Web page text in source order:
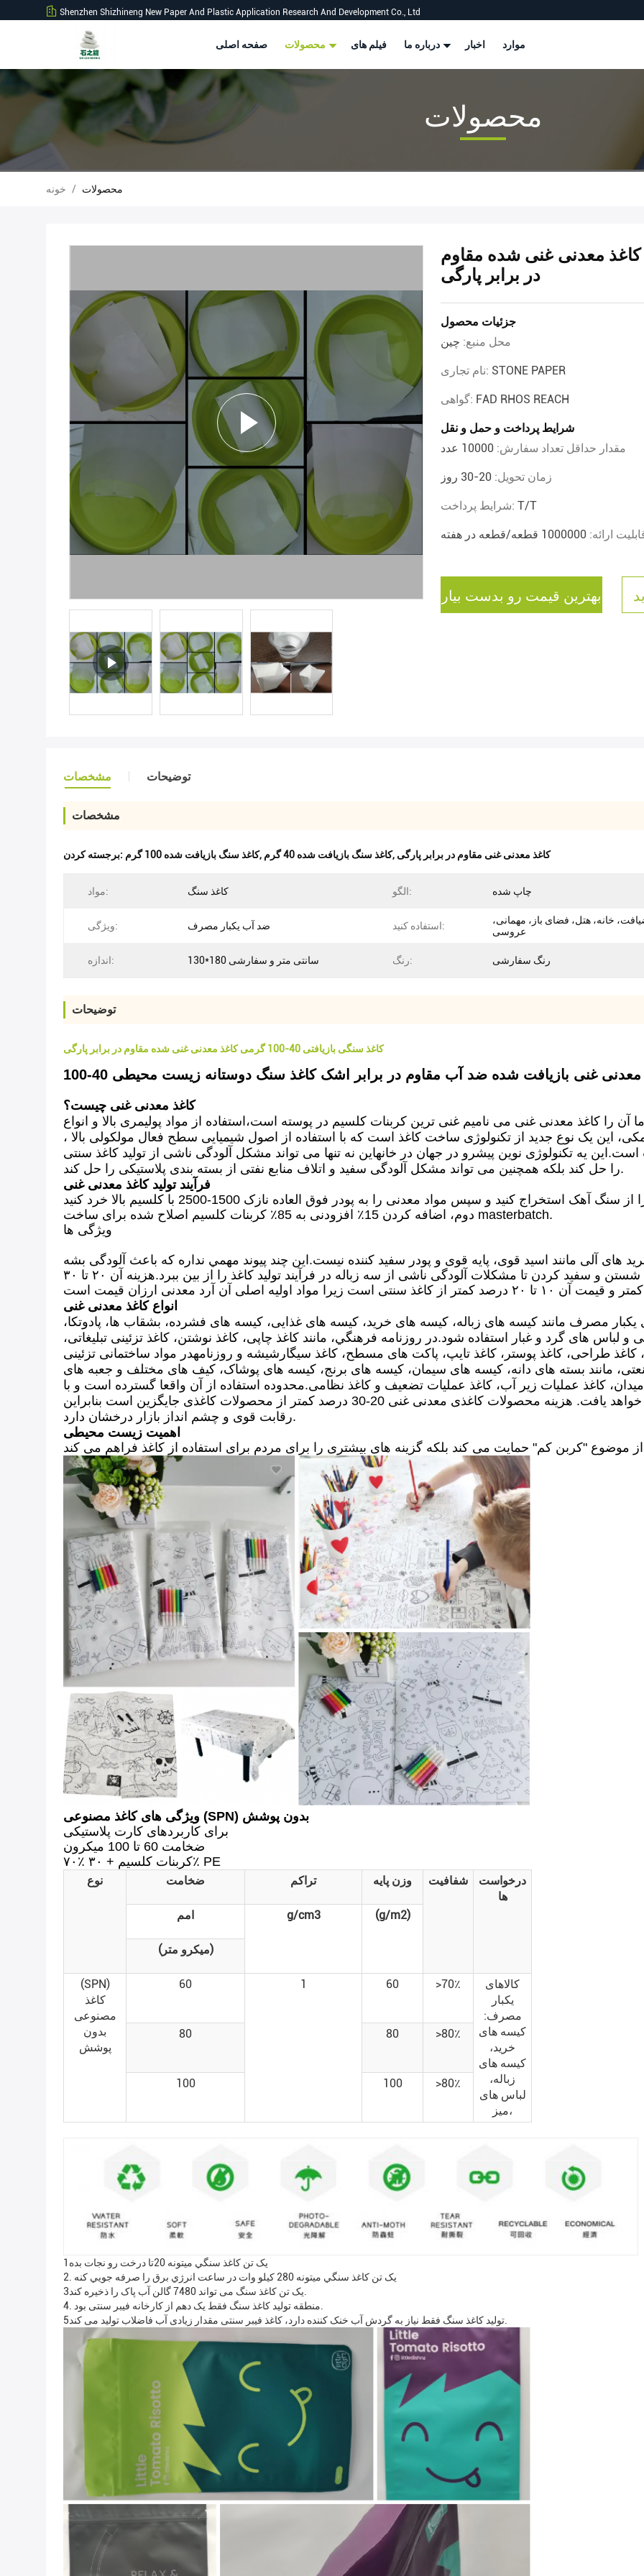
Shenzhen Shizhineng New Paper And Plastic Application Research And Development Co., Ltd
صفحه اصلی فیلم های اخبار موارد
محصولات
خونه / محصولات
40-100 گرمی کاغذ معدنی غنی شده مقاوم
در برابر پارگی
جزئیات محصول
محل منبع: چین
نام تجاری: STONE PAPER
گواهی: FAD RHOS REACH
شرایط پرداخت و حمل و نقل
مقدار حداقل تعداد سفارش: 10000 عدد
زمان تحویل: 20-30 روز
شرایط پرداخت: T/T
ارائه: 1000000 قطعه/قطعه در هفته
بهترین قیمت رو بدست بیار
مشخصات توضیحات
مشخصات
برجسته کردن: کاغذ سنگ بازیافت شده 100 گرم, کاغذ سنگ بازیافت شده 40 گرم, کاغذ معدنی غنی مقاوم در برابر پارگی
مواد: کاغذ سنگ الگو: چاپ شده
ویژگی: ضد آب یکبار مصرف استفاده کنید:
خانه، هتل، فضای باز، مهمانی،
عروسی
اندازه: 130*180 سانتی متر و سفارشی رنگ: رنگ سفارشی
توضیحات
کاغذ سنگی بازیافتی 40-100 گرمی کاغذ معدنی غنی شده مقاوم در برابر پارگی
کاغذ معدنی غنی چیست؟
آن را کاغذ معدنی غنی می نامیم غنی ترین کربنات کلسیم در پوسته است،استفاده از مواد پولیمری بالا و انواع
این یک نوع جدید از تکنولوژی ساخت کاغذ است که با استفاده از اصول شیمیایی سطح فعال مولکولی بالا ،
است.اين يه تکنولوژی نوين پيشرو در جهان در خانهاین نه تنها می تواند مشکل آلودگی ناشی از تولید کاغذ سنتی
را حل کند بلکه همچنین می تواند مشکل آلودگی سفید و اتلاف منابع نفتی از بسته بندی پلاستیکی را حل کند.
فرآیند تولید کاغذ معدنی غنی
دوم، اضافه کردن 15٪ افزودنی به 85٪ کربنات کلسیم اصلاح شده برای ساخت masterbatch.
ویژگی ها
های آلی مانند اسید قوی، پایه قوی و پودر سفید کننده نیست.اين چند پيوند مهمي نداره که باعث آلودگی بشه
نسبت به تکنولوژی کاغذي سنتی، مانند پختن، شستن و سفید کردن تا مشکلات آلودگی ناشی از سه زباله در فرآیند تولید کاغذ را از بین ببرد.هزینه آن ۲۰ تا ۳۰
انواع کاغذ معدنی غنی
مصرف مانند کیسه های زباله، کیسه های خرید، کیسه های غذایی، کیسه های فشرده، بشقاب ها، پادوتکا،
لباس های گرد و غبار استفاده شود.در روزنامه فرهنگي، مانند کاغذ چاپی، کاغذ نوشتن، کاغذ تزئینی تبلیغاتی،
کاغذ طراحی، کاغذ پوستر، کاغذ تایپ، پاکت های مسطح، کاغذ سیگارشیشه و روزنامهدر مواد ساختمانی تزئینی
صنعتی، مانند بسته های دانه، کیسه های سیمان، کیسه های برنج، کیسه های پوشاک، کیف های مختلف و جعبه های
کاغذ عملیات زیر آب، کاغذ عملیات تضعیف و کاغذ نظامی.محدوده استفاده از آن واقعا گسترده است و با
توسعه تکنولوژی غنی کاغذ معدنی گسترش خواهد یافت. هزینه محصولات کاغذی معدنی غنی 20-30 درصد کمتر از محصولات کاغذی جایگزین است بنابراین
رقابت قوی و چشم انداز بازار درخشان دارد.
اهمیت زیست محیطی
ویژگی های کاغذ مصنوعی (SPN) بدون پوشش
برای کاربردهای کارت پلاستیکی
ضخامت 60 تا 100 میکرون
۷۰٪ کربنات کلسیم + ۳۰٪ PE
نوع ضخامت تراکم وزن پایه شفافیت
درخواست
ها
امم
g/cm3 (g/m2)
(میکرو متر)
(SPN)
کاغذ
مصنوعی
بدون
پوشش
60 1 60 >70٪
کالاهای
یکبار
مصرف:
کیسه های
خرید،
کیسه های
زباله،
لباس های
میز،
80 80 >80٪
100 100 >80٪
1يک تن کاغذ سنگي ميتونه 20تا درخت رو نجات بده
2. يک تن کاغذ سنگي ميتونه 280 کيلو وات در ساعت انرژي برق را صرفه جويي کنه